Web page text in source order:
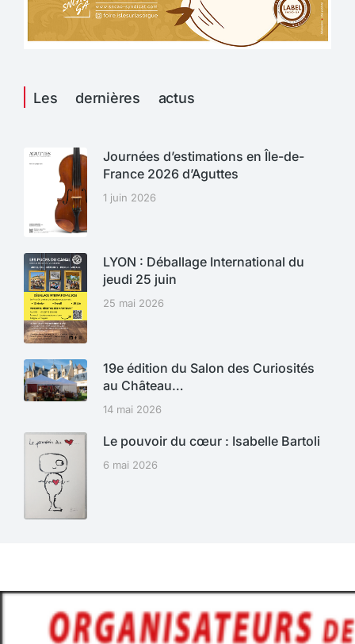
Les dernières actus
Journées d’estimations en Île-de-
France 2026 d’Aguttes
1 juin 2026
LYON : Déballage International du
jeudi 25 juin
25 mai 2026
19e édition du Salon des Curiosités
au Château…
14 mai 2026
Le pouvoir du cœur : Isabelle Bartoli
6 mai 2026